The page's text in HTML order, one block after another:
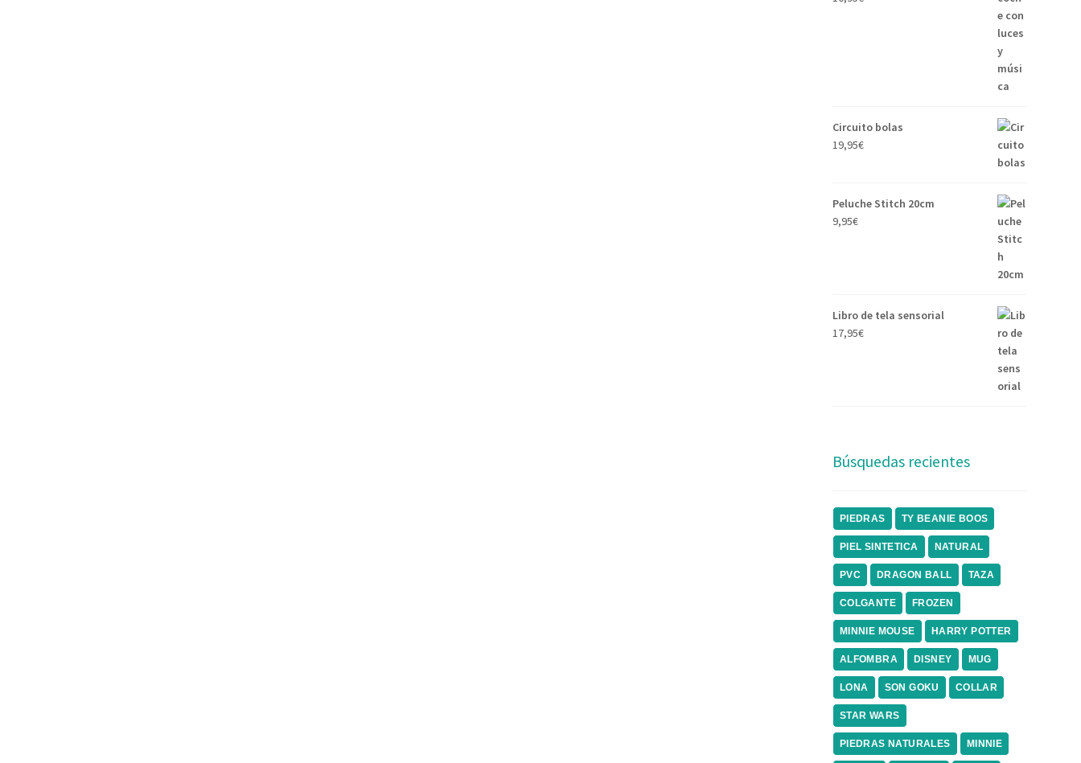
Circuito bolas
19,95€
Peluche Stitch 20cm
9,95€
Libro de tela sensorial
17,95€
Búsquedas recientes
PIEDRAS TY BEANIE BOOS
PIEL SINTETICA NATURAL
PVC DRAGON BALL TAZA
COLGANTE FROZEN
MINNIE MOUSE HARRY POTTER
ALFOMBRA DISNEY MUG
LONA SON GOKU COLLAR
STAR WARS
PIEDRAS NATURALES MINNIE